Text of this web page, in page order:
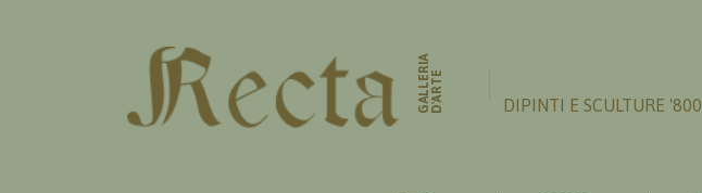
GALLERIAD'ARTE DIPINTI E SCULTURE